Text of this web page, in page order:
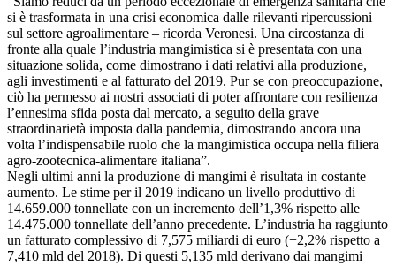
si è trasformata in una crisi economica dalle rilevanti ripercussioni
sul settore agroalimentare – ricorda Veronesi. Una circostanza di
fronte alla quale l’industria mangimistica si è presentata con una
situazione solida, come dimostrano i dati relativi alla produzione,
agli investimenti e al fatturato del 2019. Pur se con preoccupazione,
ciò ha permesso ai nostri associati di poter affrontare con resilienza
l’ennesima sfida posta dal mercato, a seguito della grave
straordinarietà imposta dalla pandemia, dimostrando ancora una
volta l’indispensabile ruolo che la mangimistica occupa nella filiera
agro-zootecnica-alimentare italiana”.
Negli ultimi anni la produzione di mangimi è risultata in costante
aumento. Le stime per il 2019 indicano un livello produttivo di
14.659.000 tonnellate con un incremento dell’1,3% rispetto alle
14.475.000 tonnellate dell’anno precedente. L’industria ha raggiunto
un fatturato complessivo di 7,575 miliardi di euro (+2,2% rispetto a
7,410 mld del 2018). Di questi 5,135 mld derivano dai mangimi